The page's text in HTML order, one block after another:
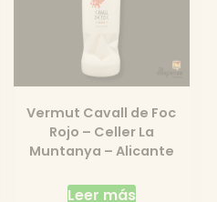
Vermut Cavall de Foc
Rojo – Celler La
Muntanya – Alicante
Leer más